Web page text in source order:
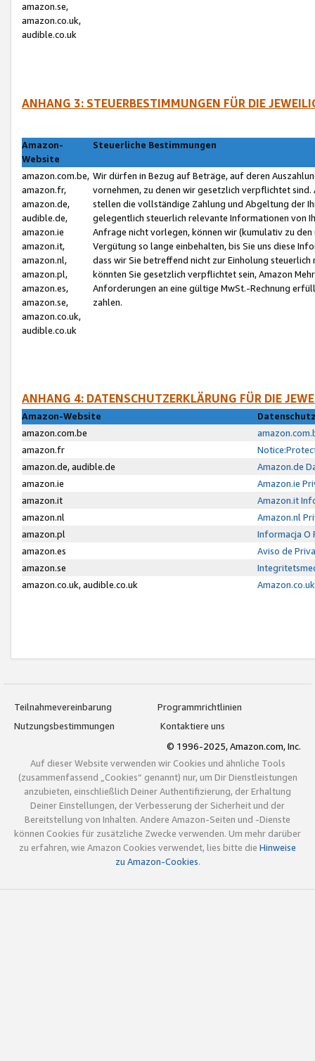
amazon.se,
amazon.co.uk,
audible.co.uk
ANHANG 3: STEUERBESTIMMUNGEN FÜR DIE
Amazon-
Website
Steuerliche Bestimmungen
amazon.com.be,
amazon.fr,
amazon.de,
audible.de,
amazon.ie
amazon.it,
amazon.nl,
amazon.pl,
amazon.es,
amazon.se,
amazon.co.uk,
audible.co.uk
Wir dürfen in Bezug auf Beträge, auf deren
vornehmen, zu denen wir gesetzlich verpflichtet
stellen die vollständige Zahlung und Abgeltung der
gelegentlich steuerlich relevante Informationen von
Anfrage nicht vorlegen, können wir (kumulativ zu
Vergütung so lange einbehalten, bis Sie uns diese
dass wir Sie betreffend nicht zur Einholung
könnten Sie gesetzlich verpflichtet sein, Amazon
Anforderungen an eine gültige MwSt.-Rechnung
zahlen.
ANHANG 4: DATENSCHUTZERKLÄRUNG FÜR DIE
Amazon-Website
amazon.com.be
amazon.fr
amazon.de, audible.de
Amazon.de
amazon.ie
Amazon.ie
amazon.it
Amazon.it
amazon.nl
Amazon.nl
amazon.pl
Informacja O
amazon.es
Aviso de
amazon.se
amazon.co.uk, audible.co.uk
Teilnahmevereinbarung
Programmrichtlinien
Nutzungsbestimmungen
Kontaktiere uns
© 1996-2025, Amazon.com, Inc.
Auf dieser Website verwenden wir Cookies und ähnliche Tools
(zusammenfassend „Cookies“ genannt) nur, um Dir Dienstleistungen
anzubieten, einschließlich Deiner Authentifizierung, der Erhaltung
Deiner Einstellungen, der Verbesserung der Sicherheit und der
Bereitstellung von Inhalten. Andere Amazon-Seiten und -Dienste
können Cookies für zusätzliche Zwecke verwenden. Um mehr darüber
zu erfahren, wie Amazon Cookies verwendet, lies bitte die Hinweise
zu Amazon-Cookies.